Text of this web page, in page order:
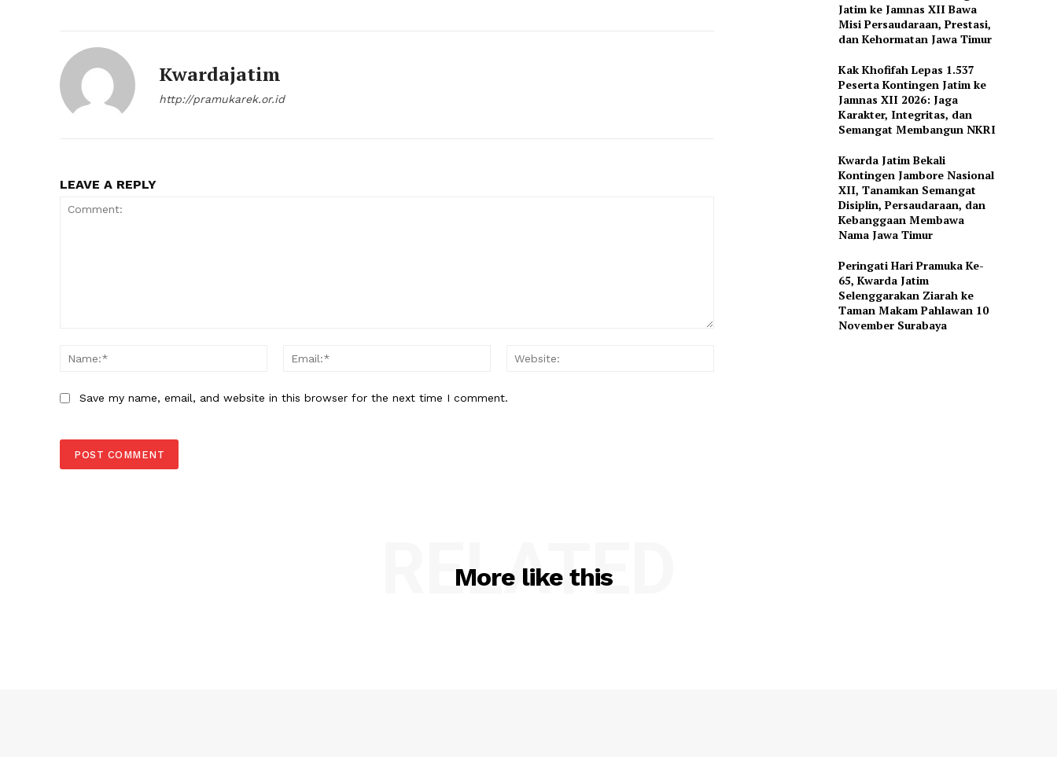
Kwardajatim
http://pramukarek.or.id
LEAVE A REPLY
Name:*
Email:*
Save my name, email, and website in this browser for the next time I comment.
Jatim ke Jamnas XII Bawa
Misi Persaudaraan, Prestasi,
dan Kehormatan Jawa Timur
Kak Khofifah Lepas 1.537
Peserta Kontingen Jatim ke
Jamnas XII 2026: Jaga
Karakter, Integritas, dan
Semangat Membangun NKRI
Kwarda Jatim Bekali
Kontingen Jambore Nasional
XII, Tanamkan Semangat
Disiplin, Persaudaraan, dan
Kebanggaan Membawa
Nama Jawa Timur
Peringati Hari Pramuka Ke-
65, Kwarda Jatim
Selenggarakan Ziarah ke
Taman Makam Pahlawan 10
November Surabaya
More like this
RELATED